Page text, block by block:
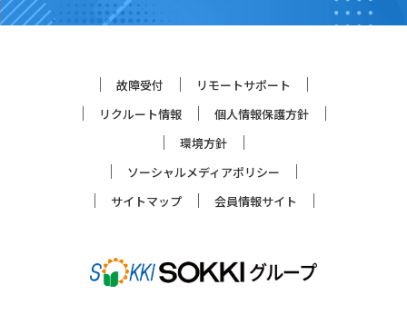
故障受付
リモートサポート
リクルート情報
個人情報保護方針
環境方針
ソーシャルメディアポリシー
サイトマップ
会員情報サイト